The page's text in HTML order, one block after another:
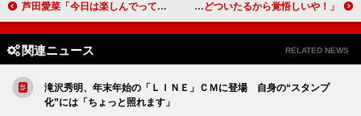
芦田愛菜「今日は楽しんでってや～！」 地元・西宮に向けて関西弁でアピール 言葉によってつながれる絆を描く「ヒプステ」最新作 荒牧慶彦「どついたるから覚悟しいや！」
関連ニュース RELATED NEWS
滝沢秀明、年末年始の「ＬＩＮＥ」ＣＭに登場 自身の“スタンプ
化”には「ちょっと照れます」